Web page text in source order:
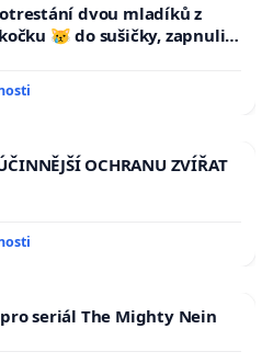
dvou mladíků z
😿 do sušičky, zapnuli ji
OCHRANU ZVÍŘAT
seriál The Mighty Nein